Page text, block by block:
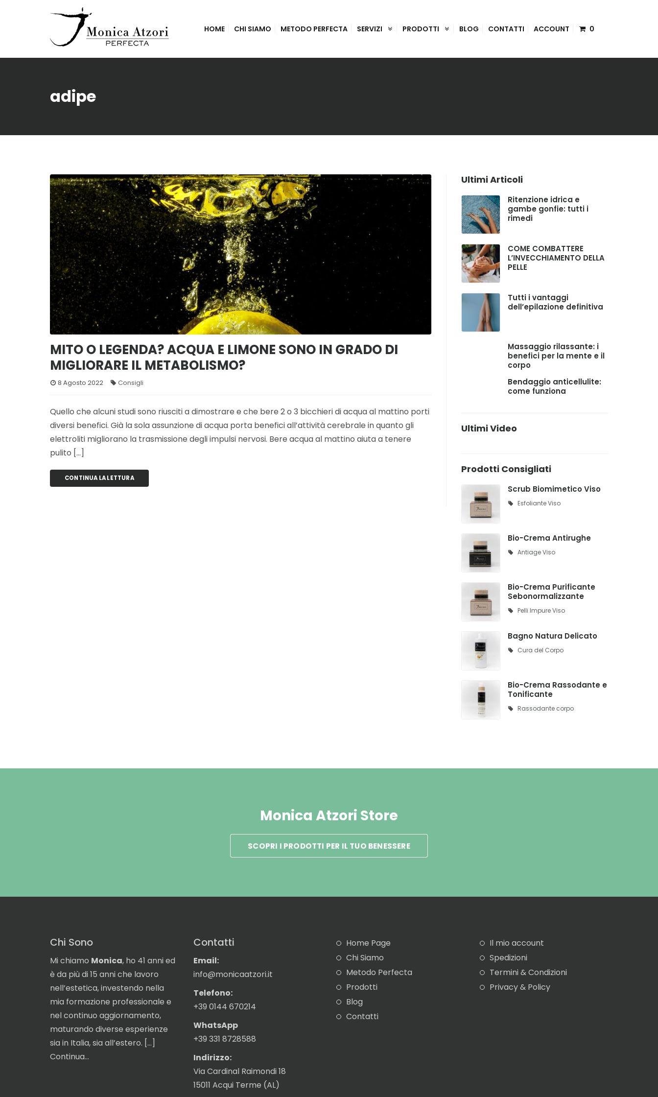
HOME CHI SIAMO METODO PERFECTA SERVIZI PRODOTTI BLOG CONTATTI ACCOUNT 0
adipe
MITO O LEGENDA? ACQUA E LIMONE SONO IN GRADO DI
MIGLIORARE IL METABOLISMO?
8 Agosto 2022 Consigli
Quello che alcuni studi sono riusciti a dimostrare e che bere 2 o 3 bicchieri di acqua al mattino porti
diversi benefici. Già la sola assunzione di acqua porta benefici all’attività cerebrale in quanto gli
elettroliti migliorano la trasmissione degli impulsi nervosi. Bere acqua al mattino aiuta a tenere
pulito […]
CONTINUA LA LETTURA
Ultimi Articoli
Ritenzione idrica e
gambe gonfie: tutti i
rimedi
COME COMBATTERE
L’INVECCHIAMENTO DELLA
PELLE
Tutti i vantaggi
dell’epilazione definitiva
Massaggio rilassante: i
benefici per la mente e il
corpo
Bendaggio anticellulite:
come funziona
Ultimi Video
Prodotti Consigliati
Scrub Biomimetico Viso
Esfoliante Viso
Bio-Crema Antirughe
Antiage Viso
Bio-Crema Purificante
Sebonormalizzante
Pelli Impure Viso
Bagno Natura Delicato
Cura del Corpo
Bio-Crema Rassodante e
Tonificante
Rassodante corpo
Monica Atzori Store
SCOPRI I PRODOTTI PER IL TUO BENESSERE
Chi Sono
Mi chiamo Monica, ho 41 anni ed
è da più di 15 anni che lavoro
nell’estetica, investendo nella
mia formazione professionale e
nel continuo aggiornamento,
maturando diverse esperienze
sia in Italia, sia all’estero. […]
Continua…
Contatti
Email:
info@monicaatzori.it
Telefono:
+39 0144 670214
WhatsApp
+39 331 8728588
Indirizzo:
Via Cardinal Raimondi 18
15011 Acqui Terme (AL)
Home Page
Chi Siamo
Metodo Perfecta
Prodotti
Blog
Contatti
Il mio account
Spedizioni
Termini & Condizioni
Privacy & Policy